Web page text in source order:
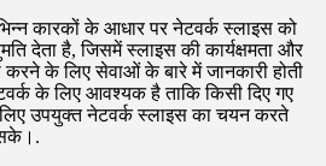
कारकों के आधार पर नेटवर्क स्लाइस को
देता है, जिसमें स्लाइस की कार्यक्षमता और
के लिए सेवाओं के बारे में जानकारी होती
के लिए आवश्यक है ताकि किसी दिए गए
उपयुक्त नेटवर्क स्लाइस का चयन करते
सके।.